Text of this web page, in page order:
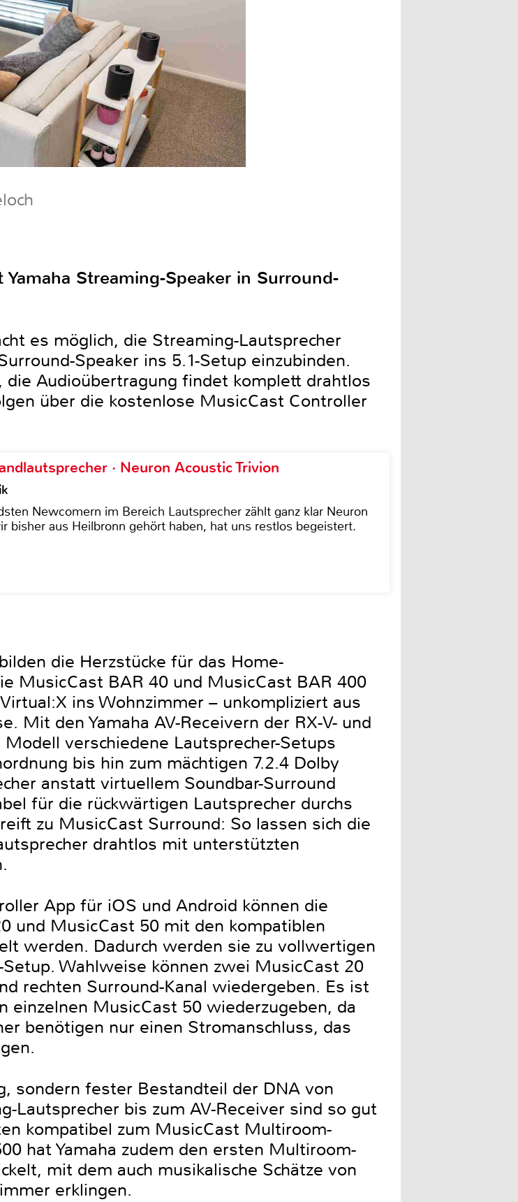
Streaming-Speaker in Surround-
es möglich, die Streaming-Lautsprecher
Speaker ins 5.1-Setup einzubinden.
Audioübertragung findet komplett drahtlos
über die kostenlose MusicCast Controller
· Neuron Acoustic Trivion
Newcomern im Bereich Lautsprecher zählt ganz klar Neuron
bisher aus Heilbronn gehört haben, hat uns restlos begeistert.
die Herzstücke für das Home-
MusicCast BAR 40 und MusicCast BAR 400
ins Wohnzimmer – unkompliziert aus
Mit den Yamaha AV-Receivern der RX-V- und
Modell verschiedene Lautsprecher-Setups
bis hin zum mächtigen 7.2.4 Dolby
anstatt virtuellem Soundbar-Surround
für die rückwärtigen Lautsprecher durchs
zu MusicCast Surround: So lassen sich die
drahtlos mit unterstützten
App für iOS und Android können die
und MusicCast 50 mit den kompatiblen
werden. Dadurch werden sie zu vollwertigen
Wahlweise können zwei MusicCast 20
rechten Surround-Kanal wiedergeben. Es ist
einzelnen MusicCast 50 wiederzugeben, da
benötigen nur einen Stromanschluss, das
sondern fester Bestandteil der DNA von
Lautsprecher bis zum AV-Receiver sind so gut
kompatibel zum MusicCast Multiroom-
hat Yamaha zudem den ersten Multiroom-
mit dem auch musikalische Schätze von
erklingen.